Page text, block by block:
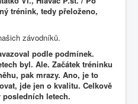
trénink, tedy přeloženo,
závodníků.
podle podmínek.
byl. Ale. Začátek tréninku
pak mrazy. Ano, je to
jde jen o kvalitu. Celkově
letech.